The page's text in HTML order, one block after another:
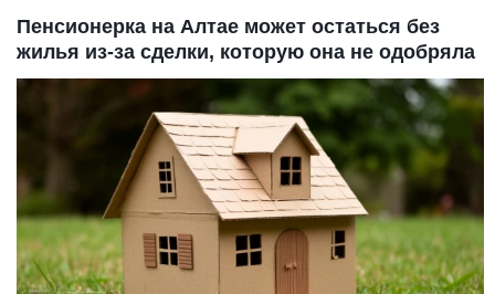
Пенсионерка на Алтае может остаться без
жилья из-за сделки, которую она не одобряла